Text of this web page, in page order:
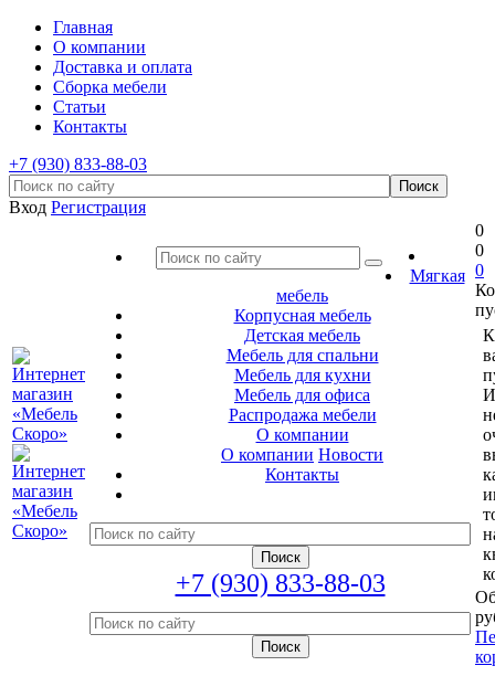
Главная
О компании
Доставка и оплата
Сборка мебели
Статьи
Контакты
+7 (930) 833-88-03
Вход Регистрация
Мягкая
мебель
Корпусная мебель
Детская мебель
Мебель для спальни
Мебель для кухни
Мебель для офиса
Распродажа мебели
О компании
О компании Новости
Контакты
+7 (930) 833-88-03
0
0
0